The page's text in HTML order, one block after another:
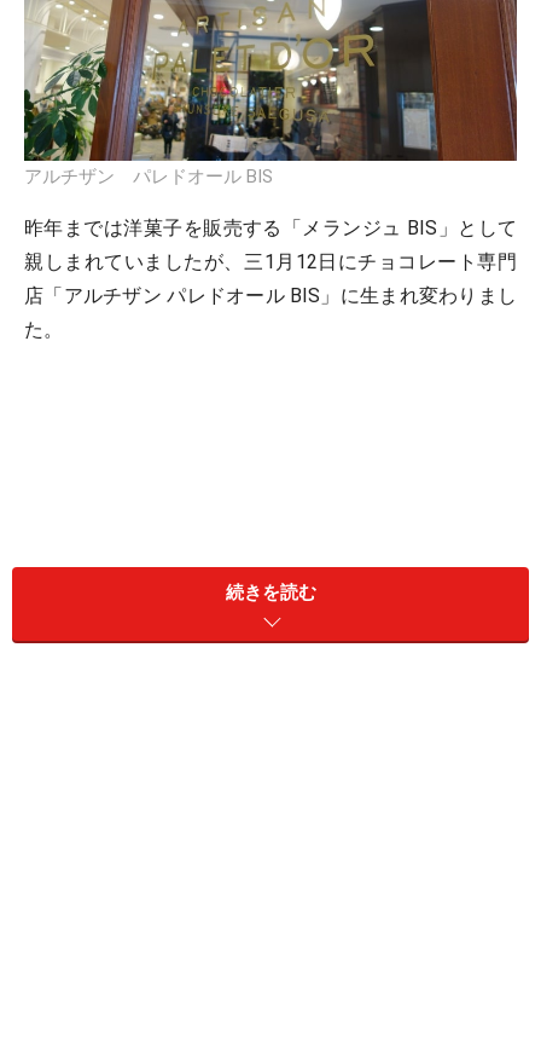
アルチザン パレドオール BIS
昨年までは洋菓子を販売する「メランジュ BIS」として
親しまれていましたが、三1月12日にチョコレート専門
店「アルチザン パレドオール BIS」に生まれ変わりまし
た。
続きを読む